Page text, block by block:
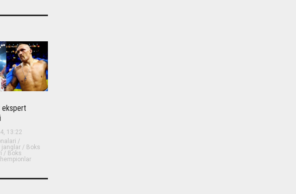
ekspert
13:22
/
janglar / Boks
/ Boks